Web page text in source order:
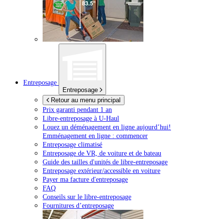
Entreposage
Entreposage
Retour au menu principal
Prix garanti pendant 1 an
Libre-entreposage à U-Haul
Louez un déménagement en ligne aujourd’hui!
Emménagement en ligne : commencer
Entreposage climatisé
Entreposage de VR, de voiture et de bateau
Guide des tailles d'unités de libre-entreposage
Entreposage extérieur/accessible en voiture
Payer ma facture d'entreposage
FAQ
Conseils sur le libre-entreposage
Fournitures d’entreposage